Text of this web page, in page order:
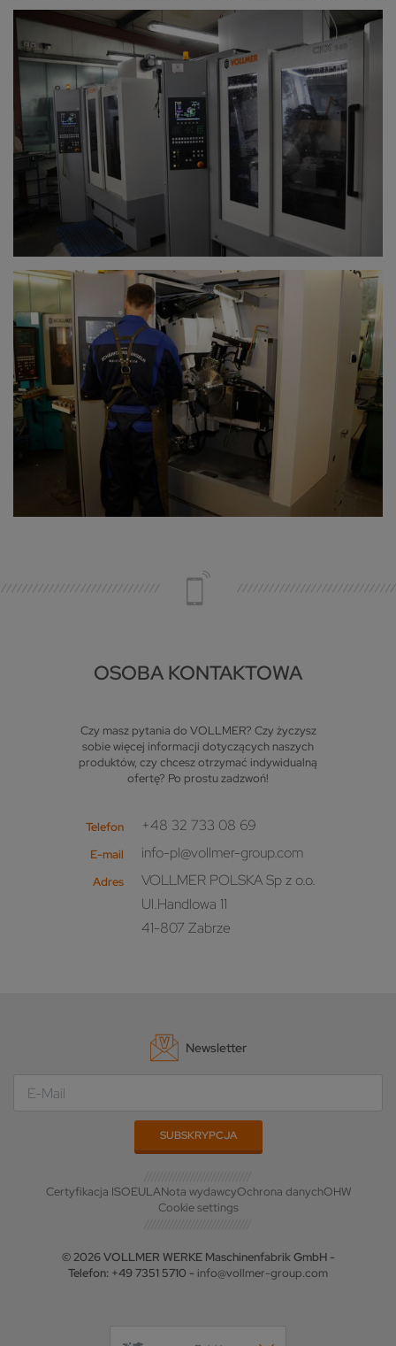
OSOBA KONTAKTOWA
Czy masz pytania do VOLLMER? Czy życzysz
sobie więcej informacji dotyczących naszych
produktów, czy chcesz otrzymać indywidualną
ofertę? Po prostu zadzwoń!
Telefon +48 32 733 08 69
E-mail info-pl@vollmer-group.com
Adres
VOLLMER POLSKA Sp z o.o.
Ul.Handlowa 11
41-807 Zabrze
Newsletter
Certyfikacja ISOEULANota wydawcyOchrona danychOHW
Cookie settings
© 2026 VOLLMER WERKE Maschinenfabrik GmbH -
Telefon: +49 7351 5710 - info@vollmer-group.com